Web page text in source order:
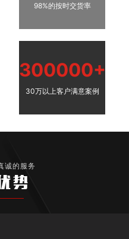
98%的按时交货率
300000+
30万以上客户满意案例
诚的服务
势